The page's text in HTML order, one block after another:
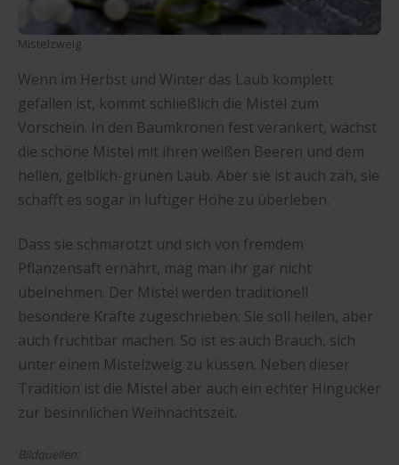
Mistelzweig
Wenn im Herbst und Winter das Laub komplett
gefallen ist, kommt schließlich die Mistel zum
Vorschein. In den Baumkronen fest verankert, wächst
die schöne Mistel mit ihren weißen Beeren und dem
hellen, gelblich-grünen Laub. Aber sie ist auch zäh, sie
schafft es sogar in luftiger Höhe zu überleben.
Dass sie schmarotzt und sich von fremdem
Pflanzensaft ernährt, mag man ihr gar nicht
übelnehmen. Der Mistel werden traditionell
besondere Kräfte zugeschrieben: Sie soll heilen, aber
auch fruchtbar machen. So ist es auch Brauch, sich
unter einem Mistelzweig zu küssen. Neben dieser
Tradition ist die Mistel aber auch ein echter Hingucker
zur besinnlichen Weihnachtszeit.
Bildquellen: